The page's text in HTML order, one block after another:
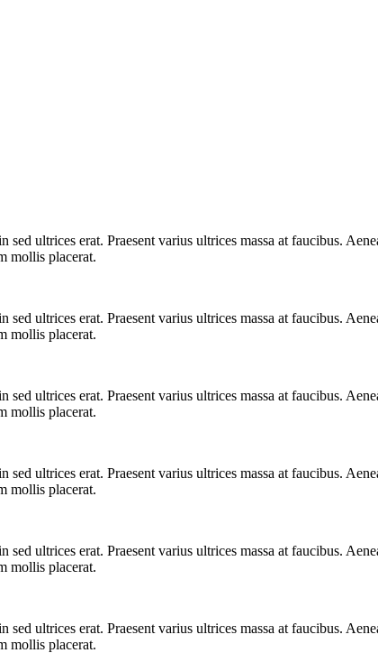
ultrices erat. Praesent varius ultrices massa at faucibus.
mollis placerat.
ultrices erat. Praesent varius ultrices massa at faucibus.
mollis placerat.
ultrices erat. Praesent varius ultrices massa at faucibus.
mollis placerat.
ultrices erat. Praesent varius ultrices massa at faucibus.
mollis placerat.
ultrices erat. Praesent varius ultrices massa at faucibus.
mollis placerat.
ultrices erat. Praesent varius ultrices massa at faucibus.
mollis placerat.